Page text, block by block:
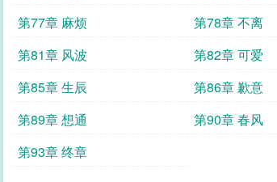
第77章 麻烦
第78章 不离
第81章 风波
第82章 可爱
第85章 生辰
第86章 歉意
第89章 想通
第90章 春风
第93章 终章